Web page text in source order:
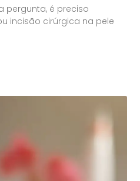
pergunta, é preciso
incisão cirúrgica na pele